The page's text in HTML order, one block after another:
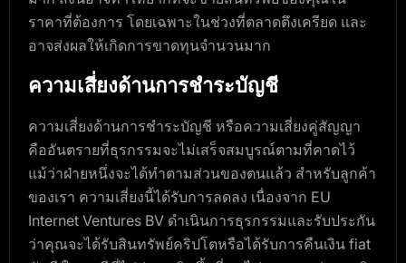
ราคาที่ต้องการ โดยเฉพาะในช่วงที่ตลาดตึงเครียด และ
อาจส่งผลให้เกิดการขาดทุนจำนวนมาก
ความเสี่ยงด้านการชำระบัญชี
ความเสี่ยงด้านการชำระบัญชี หรือความเสี่ยงคู่สัญญา
คืออันตรายที่ธุรกรรมจะไม่เสร็จสมบูรณ์ตามที่คาดไว้
แม้ว่าฝ่ายหนึ่งจะได้ทำตามส่วนของตนแล้ว สำหรับลูกค้า
ของเรา ความเสี่ยงนี้ได้รับการลดลง เนื่องจาก EU
Internet Ventures BV ดำเนินการธุรกรรมและรับประกัน
ว่าคุณจะได้รับสินทรัพย์คริปโตหรือได้รับการคืนเงิน fiat